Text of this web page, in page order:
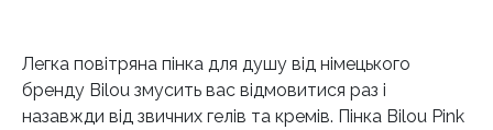
Легка повітряна пінка для душу від німецького
бренду Bilou змусить вас відмовитися раз і
назавжди від звичних гелів та кремів. Пінка Bilou Pink